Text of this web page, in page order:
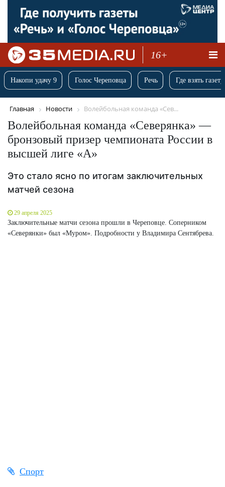
16+
Накопи удачу 9 Голос Череповца Речь Где взять
Главная Новости Волейбольная команда «Сев...
Волейбольная команда «Северянка» —
бронзовый призер чемпионата России в
высшей лиге «А»
Это стало ясно по итогам заключительных
матчей сезона
29 апреля 2025
Заключительные матчи сезона прошли в Череповце. Соперником
«Северянки» был «Муром». Подробности у Владимира Сентябрева.
Спорт